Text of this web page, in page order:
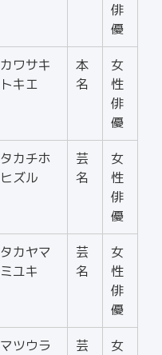
俳
優
カワサキ
トキエ
本
名
女
性
俳
優
タカチホ
ヒズル
芸
名
女
性
俳
優
タカヤマ
ミユキ
芸
名
女
性
俳
優
マツウラ
芸
女